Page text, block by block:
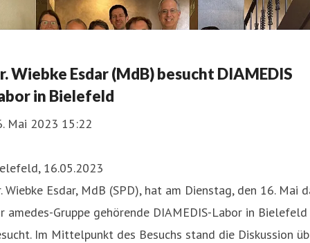
Wiebke Esdar (MdB) besucht DIAMEDIS
in Bielefeld
Mai 2023 15:22
16.05.2023
Wiebke Esdar, MdB (SPD), hat am Dienstag, den 16. Mai
amedes-Gruppe gehörende DIAMEDIS-Labor in Bielefeld
Im Mittelpunkt des Besuchs stand die Diskussion